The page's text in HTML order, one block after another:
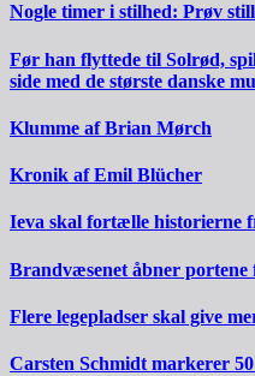
Nogle timer i stilhed: Prøv
Før han flyttede til Solrød,
side med de største danske
Klumme af Brian Mørch
Kronik af Emil Blücher
Ieva skal fortælle historierne
Brandvæsenet åbner portene
Flere legepladser skal give
Carsten Schmidt markerer